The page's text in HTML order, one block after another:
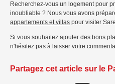
Recherchez-vous un logement pour
inoubliable ? Nous vous avons
appartements et villas pour visiter
Si vous souhaitez ajouter des bons
n'hésitez pas à laisser votre
Partagez cet article sur le